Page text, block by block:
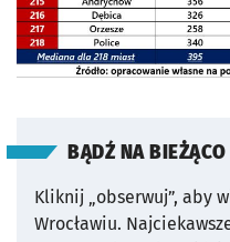
BĄDŹ NA
Kliknij „obserwuj”, aby
Wrocławiu.